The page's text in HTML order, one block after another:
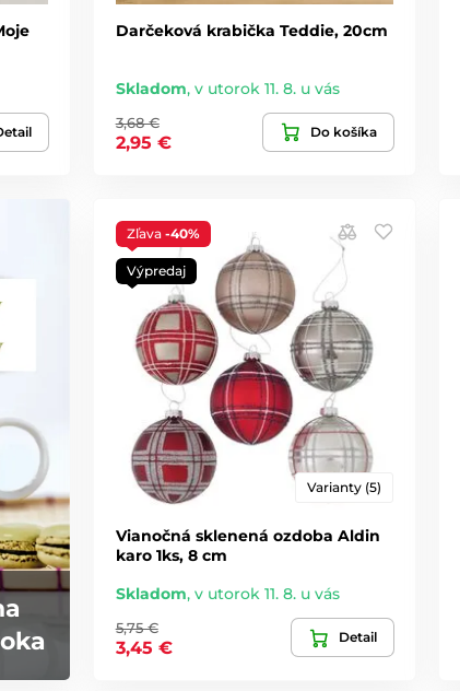
Darčeková krabička Teddie, 20cm
Skladom, v utorok 11. 8. u vás
3,68 €
2,95 €
Do košíka
Zľava -40%
Výpredaj
Varianty (5)
Vianočná sklenená ozdoba Aldin
karo 1ks, 8 cm
Skladom, v utorok 11. 8. u vás
5,75 €
3,45 €
Detail